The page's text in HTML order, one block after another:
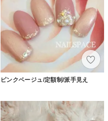
ピンクベージュ/定額制/派手見え